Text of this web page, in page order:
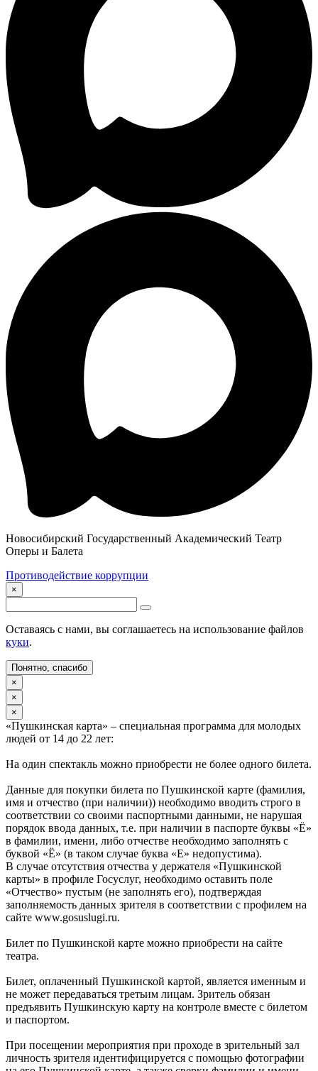
Новосибирский Государственный Академический Театр
Оперы и Балета
Противодействие коррупции
×
Оставаясь с нами, вы соглашаетесь на использование файлов
куки.
Понятно, спасибо
×
×
×
«Пушкинская карта» – специальная программа для молодых
людей от 14 до 22 лет:
На один спектакль можно приобрести не более одного билета.
Данные для покупки билета по Пушкинской карте (фамилия,
имя и отчество (при наличии)) необходимо вводить строго в
соответствии со своими паспортными данными, не нарушая
порядок ввода данных, т.е. при наличии в паспорте буквы «Ё»
в фамилии, имени, либо отчестве необходимо заполнять с
буквой «Ё» (в таком случае буква «Е» недопустима).
В случае отсутствия отчества у держателя «Пушкинской
карты» в профиле Госуслуг, необходимо оставить поле
«Отчество» пустым (не заполнять его), подтверждая
заполняемость данных зрителя в соответствии с профилем на
сайте www.gosuslugi.ru.
Билет по Пушкинской карте можно приобрести на сайте
театра.
Билет, оплаченный Пушкинской картой, является именным и
не может передаваться третьим лицам. Зритель обязан
предъявить Пушкинскую карту на контроле вместе с билетом
и паспортом.
При посещении мероприятия при проходе в зрительный зал
личность зрителя идентифицируется с помощью фотографии